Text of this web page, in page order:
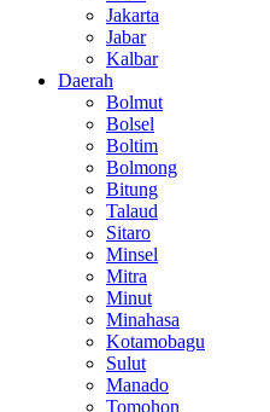
Jakarta
Jabar
Kalbar
Daerah
Bolmut
Bolsel
Boltim
Bolmong
Bitung
Talaud
Sitaro
Minsel
Mitra
Minut
Minahasa
Kotamobagu
Sulut
Manado
Tomohon